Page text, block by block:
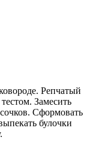
Репчатый
Замесить
Сформовать
булочки